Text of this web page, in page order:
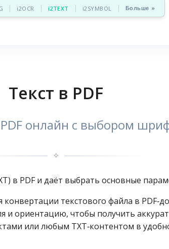
i2OCR i2TEXT i2SYMBOL Больше »
Текст в PDF
онлайн с выбором
✧
в PDF и даёт выбрать основные
конвертации текстового файла в
ориентацию, чтобы получить
или любым TXT‑контентом в